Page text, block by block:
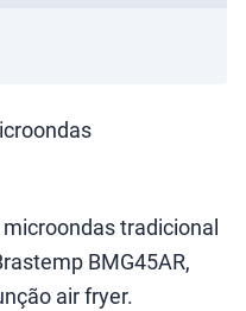
tradicional
BMG45AR,
air fryer.